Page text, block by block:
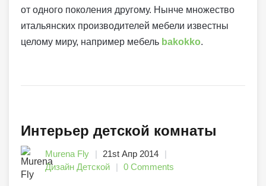
от одного поколения другому. Нынче множество
итальянских производителей мебели известны
целому миру, например мебель bakokko.
Интерьер детской комнаты
Murena Fly
21st Апр 2014
Дизайн Детской
0 Comments